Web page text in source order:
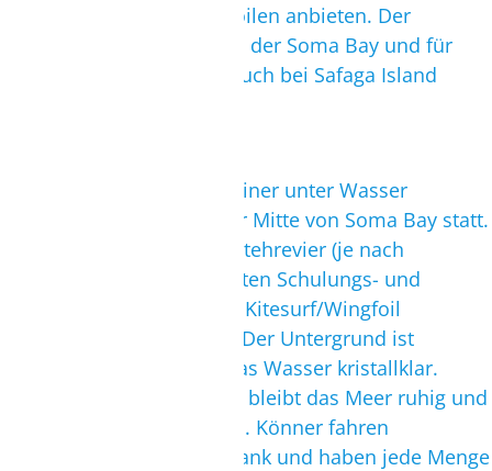
das Kitesurfen und Wingfoilen anbieten. Der
Hauptspot befindet sich in der Soma Bay und für
mehr Abwechslung wird auch bei Safaga Island
Der Unterricht findet auf einer unter Wasser
liegenden Sandbank in der Mitte von Soma Bay statt.
Das riesige und hüfttiefe Stehrevier (je nach
Gezeiten) bietet die perfekten Schulungs- und
Trainingsbedingungen für Kitesurf/Wingfoil
Anfänger- und Aufsteiger. Der Untergrund ist
größtenteils sandig und das Wasser kristallklar.
Selbst bei stärkerem Wind bleibt das Meer ruhig und
es entstehen kaum Wellen. Könner fahren
Downwind von der Sandbank und haben jede Menge